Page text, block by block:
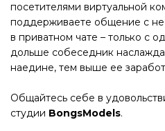
посетителями виртуальной
поддерживаете общение с
в приватном чате – только с
дольше собеседник
наедине, тем выше ее
Общайтесь себе в
студии BongsModels.